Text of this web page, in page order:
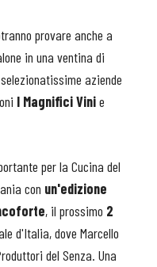
provare anche a
in una ventina di
aziende
I Magnifici Vinie
per la Cucina del
con un'edizione
, il prossimo 2
d'Italia, dove Marcello
del Senza. Una